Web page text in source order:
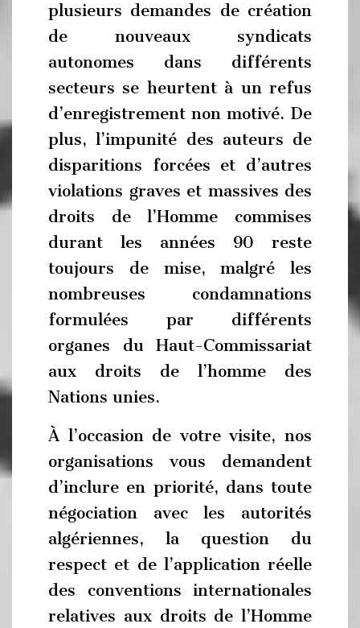
plusieurs demandes de création
de nouveaux syndicats
autonomes dans différents
secteurs se heurtent à un refus
d’enregistrement non motivé. De
plus, l’impunité des auteurs de
disparitions forcées et d’autres
violations graves et massives des
droits de l’Homme commises
durant les années 90 reste
toujours de mise, malgré les
nombreuses condamnations
formulées par différents
organes du Haut-Commissariat
aux droits de l’homme des
Nations unies.
À l’occasion de votre visite, nos
organisations vous demandent
d’inclure en priorité, dans toute
négociation avec les autorités
algériennes, la question du
respect et de l’application réelle
des conventions internationales
relatives aux droits de l’Homme